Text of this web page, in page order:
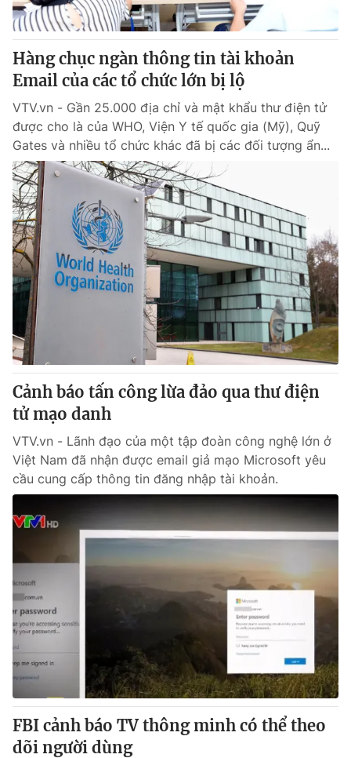
Hàng chục ngàn thông tin tài khoản
Email của các tổ chức lớn bị lộ
VTV.vn - Gần 25.000 địa chỉ và mật khẩu thư điện tử
được cho là của WHO, Viện Y tế quốc gia (Mỹ), Quỹ
Gates và nhiều tổ chức khác đã bị các đối tượng ẩn...
Cảnh báo tấn công lừa đảo qua thư điện
tử mạo danh
VTV.vn - Lãnh đạo của một tập đoàn công nghệ lớn ở
Việt Nam đã nhận được email giả mạo Microsoft yêu
cầu cung cấp thông tin đăng nhập tài khoản.
FBI cảnh báo TV thông minh có thể theo
dõi người dùng